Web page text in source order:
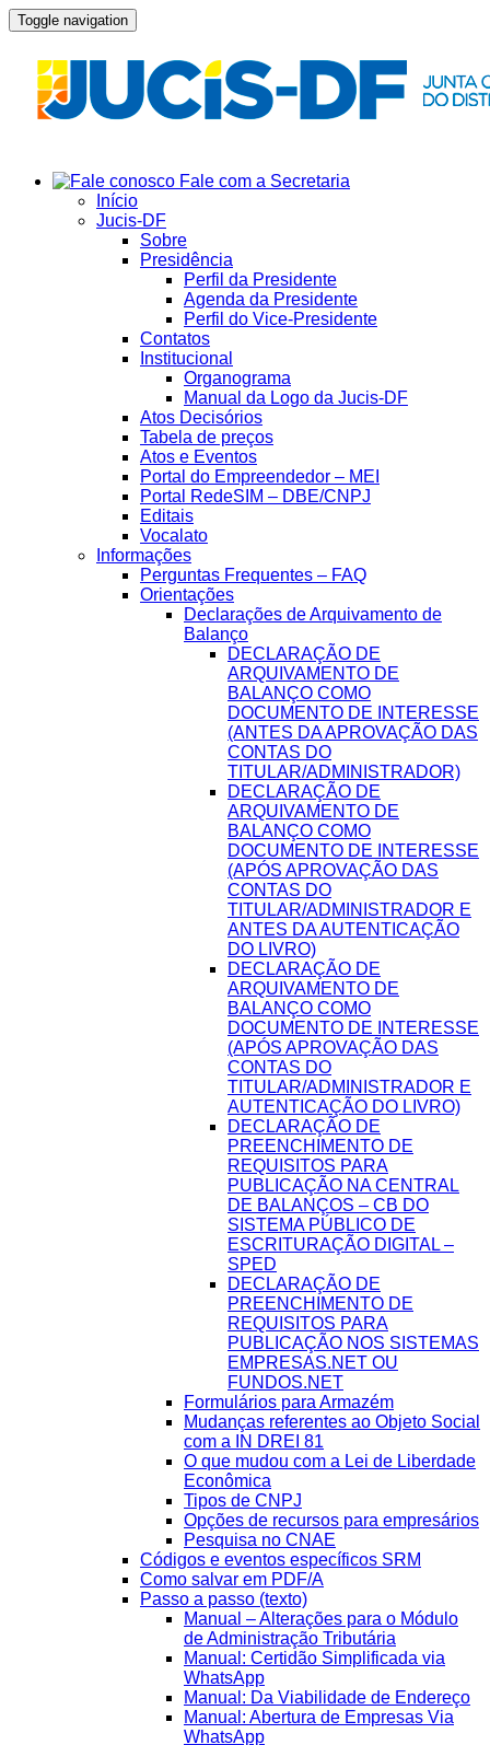
Toggle navigation
Fale com a Secretaria
Início
Jucis-DF
Sobre
Presidência
Perfil da Presidente
Agenda da Presidente
Perfil do Vice-Presidente
Contatos
Institucional
Organograma
Manual da Logo da Jucis-DF
Atos Decisórios
Tabela de preços
Atos e Eventos
Portal do Empreendedor – MEI
Portal RedeSIM – DBE/CNPJ
Editais
Vocalato
Informações
Perguntas Frequentes – FAQ
Orientações
Declarações de Arquivamento de
Balanço
DECLARAÇÃO DE
ARQUIVAMENTO DE
BALANÇO COMO
DOCUMENTO DE INTERESSE
(ANTES DA APROVAÇÃO DAS
CONTAS DO
TITULAR/ADMINISTRADOR)
DECLARAÇÃO DE
ARQUIVAMENTO DE
BALANÇO COMO
DOCUMENTO DE INTERESSE
(APÓS APROVAÇÃO DAS
CONTAS DO
TITULAR/ADMINISTRADOR E
ANTES DA AUTENTICAÇÃO
DO LIVRO)
DECLARAÇÃO DE
ARQUIVAMENTO DE
BALANÇO COMO
DOCUMENTO DE INTERESSE
(APÓS APROVAÇÃO DAS
CONTAS DO
TITULAR/ADMINISTRADOR E
AUTENTICAÇÃO DO LIVRO)
DECLARAÇÃO DE
PREENCHIMENTO DE
REQUISITOS PARA
PUBLICAÇÃO NA CENTRAL
DE BALANÇOS – CB DO
SISTEMA PÚBLICO DE
ESCRITURAÇÃO DIGITAL –
SPED
DECLARAÇÃO DE
PREENCHIMENTO DE
REQUISITOS PARA
PUBLICAÇÃO NOS SISTEMAS
EMPRESAS.NET OU
FUNDOS.NET
Formulários para Armazém
Mudanças referentes ao Objeto Social
com a IN DREI 81
O que mudou com a Lei de Liberdade
Econômica
Tipos de CNPJ
Opções de recursos para empresários
Pesquisa no CNAE
Códigos e eventos específicos SRM
Como salvar em PDF/A
Passo a passo (texto)
Manual – Alterações para o Módulo
de Administração Tributária
Manual: Certidão Simplificada via
WhatsApp
Manual: Da Viabilidade de Endereço
Manual: Abertura de Empresas Via
WhatsApp